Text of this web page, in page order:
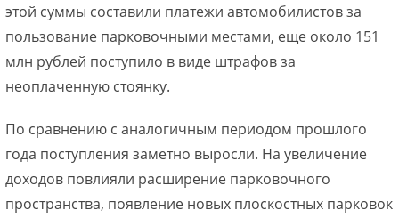
этой суммы составили платежи автомобилистов за
пользование парковочными местами, еще около 151
млн рублей поступило в виде штрафов за
неоплаченную стоянку.
По сравнению с аналогичным периодом прошлого
года поступления заметно выросли. На увеличение
доходов повлияли расширение парковочного
пространства, появление новых плоскостных парковок